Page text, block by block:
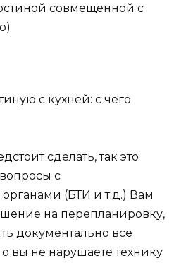
совмещенной с
с кухней: с чего
сделать, так это
с
(БТИ и т.д.) Вам
на перепланировку,
документально все
вы не нарушаете технику